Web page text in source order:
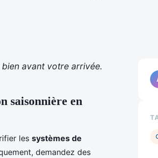
avant votre arrivée.
saisonnière en
les systèmes de
demandez des